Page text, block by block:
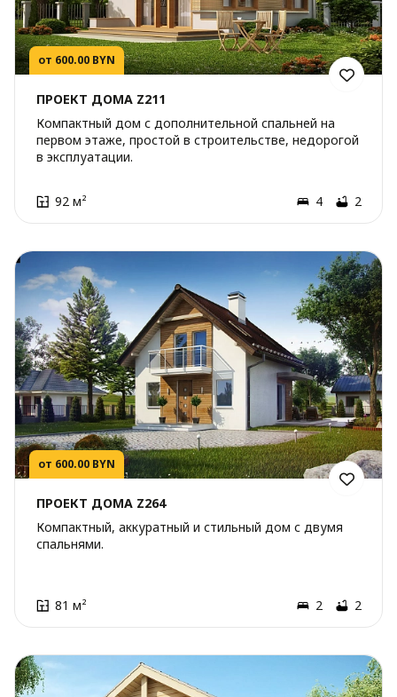
от 600.00 BYN
ПРОЕКТ ДОМА Z211
Компактный дом с дополнительной спальней на
первом этаже, простой в строительстве, недорогой
в эксплуатации.
92 м² 4 2
от 600.00 BYN
ПРОЕКТ ДОМА Z264
Компактный, аккуратный и стильный дом с двумя
спальнями.
81 м² 2 2